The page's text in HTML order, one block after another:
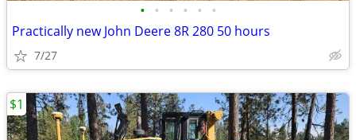
• • • • • •
Practically new John Deere 8R 280 50 hours
7/27
$1